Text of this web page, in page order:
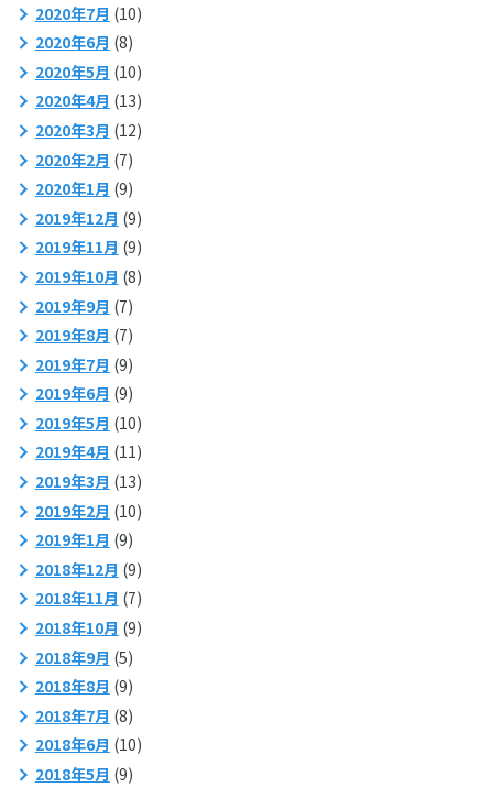
2020年7月 (10)
2020年6月 (8)
2020年5月 (10)
2020年4月 (13)
2020年3月 (12)
2020年2月 (7)
2020年1月 (9)
2019年12月 (9)
2019年11月 (9)
2019年10月 (8)
2019年9月 (7)
2019年8月 (7)
2019年7月 (9)
2019年6月 (9)
2019年5月 (10)
2019年4月 (11)
2019年3月 (13)
2019年2月 (10)
2019年1月 (9)
2018年12月 (9)
2018年11月 (7)
2018年10月 (9)
2018年9月 (5)
2018年8月 (9)
2018年7月 (8)
2018年6月 (10)
2018年5月 (9)